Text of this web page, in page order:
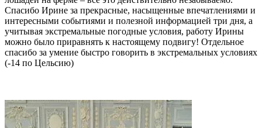
Спасибо Ирине за прекрасные, насыщенные впечатлениями и
интересными событиями и полезной информацией три дня, а
учитывая экстремальные погодные условия, работу Ирины
можно было приравнять к настоящему подвигу! Отдельное
спасибо за умение быстро говорить в экстремальных условиях
(-14 по Цельсию)